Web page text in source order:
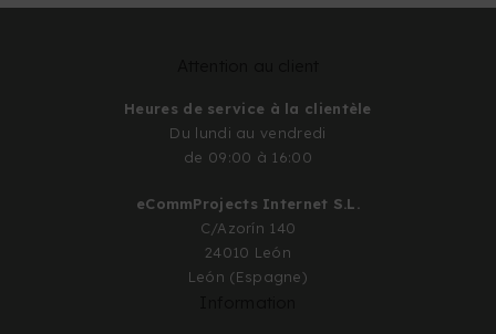
Heures de service à la clientèle
Du lundi au vendredi
de 09:00 à 16:00
eCommProjects Internet S.L.
C/Azorín 140
24010 León
León (Espagne)